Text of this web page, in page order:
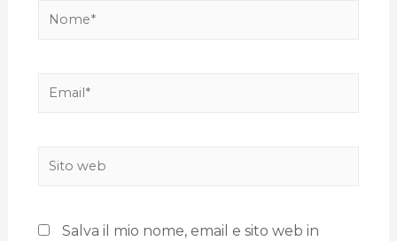
Salva il mio nome, email e sito web in